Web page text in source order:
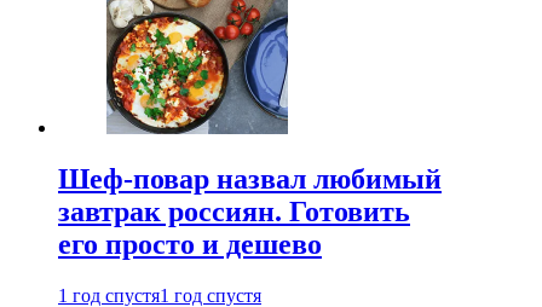
Шеф-повар назвал любимый
завтрак россиян. Готовить
его просто и дешево
1 год спустя1 год спустя